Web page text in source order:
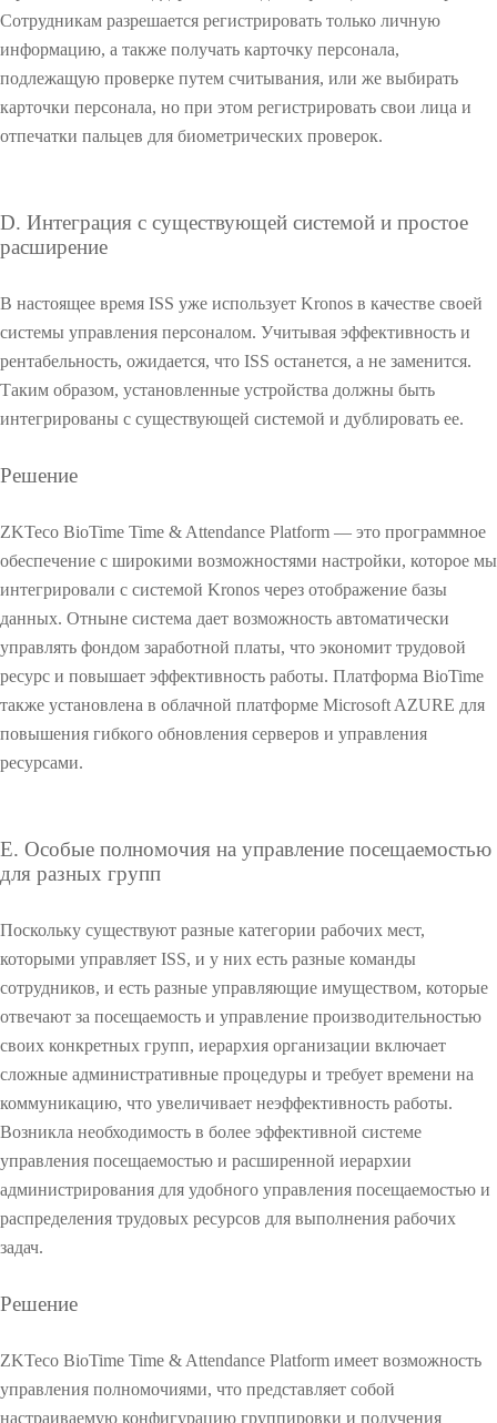
yZ
K
B
i
S
u
r
i
y
Р
е
ш
е
е
л
я
п
р
а
в
е
н
и
ф
т
м
С
и
с
т
а
е
з
п
а
с
н
с
т
и
B
i
S
e
u
r
i
t
Сотрудникам разрешается регистрировать только личную
информацию, а также получать карточку персонала,
подлежащую проверке путем считывания, или же выбирать
карточки персонала, но при этом регистрировать свои лица и
отпечатки пальцев для биометрических проверок.
D. Интеграция с существующей системой и простое
расширение
В настоящее время ISS уже использует Kronos в качестве своей
системы управления персоналом. Учитывая эффективность и
рентабельность, ожидается, что ISS останется, а не заменится.
Таким образом, установленные устройства должны быть
интегрированы с существующей системой и дублировать ее.
Решение
ZKTeco BioTime Time & Attendance Platform — это программное
обеспечение с широкими возможностями настройки, которое мы
интегрировали с системой Kronos через отображение базы
данных. Отныне система дает возможность автоматически
управлять фондом заработной платы, что экономит трудовой
ресурс и повышает эффективность работы. Платформа BioTime
также установлена ​​в облачной платформе Microsoft AZURE для
повышения гибкого обновления серверов и управления
ресурсами.
Е. Особые полномочия на управление посещаемостью
для разных групп
Поскольку существуют разные категории рабочих мест,
которыми управляет ISS, и у них есть разные команды
сотрудников, и есть разные управляющие имуществом, которые
отвечают за посещаемость и управление производительностью
своих конкретных групп, иерархия организации включает
сложные административные процедуры и требует времени на
коммуникацию, что увеличивает неэффективность работы.
Возникла необходимость в более эффективной системе
управления посещаемостью и расширенной иерархии
администрирования для удобного управления посещаемостью и
распределения трудовых ресурсов для выполнения рабочих
задач.
Решение
ZKTeco BioTime Time & Attendance Platform имеет возможность
управления полномочиями, что представляет собой
настраиваемую конфигурацию группировки и получения